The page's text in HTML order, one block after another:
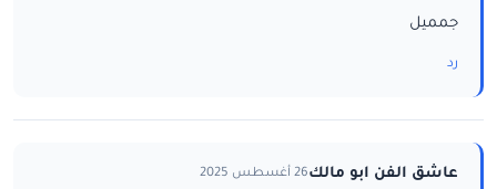
جمميل
رد
عاشق الفن ابو مالك26 أغسطس 2025